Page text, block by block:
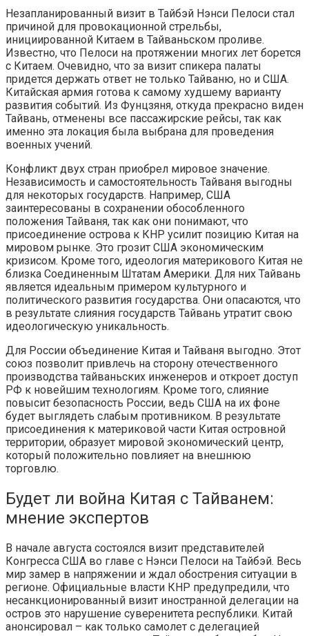
Незапланированный визит в Тайбэй Нэнси Пелоси стал
причиной для провокационной стрельбы,
инициированной Китаем в Тайваньском проливе.
Известно, что Пелоси на протяжении многих лет борется
с Китаем. Очевидно, что за визит спикера палаты
придется держать ответ не только Тайваню, но и США.
Китайская армия готова к самому худшему варианту
развития событий. Из Фунцзяня, откуда прекрасно виден
Тайвань, отменены все пассажирские рейсы, так как
именно эта локация была выбрана для проведения
военных учений.
Конфликт двух стран приобрел мировое значение.
Независимость и самостоятельность Тайваня выгодны
для некоторых государств. Например, США
заинтересованы в сохранении обособленного
положения Тайваня, так как они понимают, что
присоединение острова к КНР усилит позицию Китая на
мировом рынке. Это грозит США экономическим
кризисом. Кроме того, идеология материкового Китая не
близка Соединенным Штатам Америки. Для них Тайвань
является идеальным примером культурного и
политического развития государства. Они опасаются, что
в результате слияния государств Тайвань утратит свою
идеологическую уникальность.
Для России объединение Китая и Тайваня выгодно. Этот
союз позволит привлечь на сторону отечественного
производства тайваньских инженеров и откроет доступ
РФ к новейшим технологиям. Кроме того, слияние
повысит безопасность России, ведь США на их фоне
будет выглядеть слабым противником. В результате
присоединения к материковой части Китая островной
территории, образует мировой экономический центр,
который положительно повлияет на внешнюю
торговлю.
Будет ли война Китая с Тайванем:
мнение экспертов
В начале августа состоялся визит представителей
Конгресса США во главе с Нэнси Пелоси на Тайбэй. Весь
мир замер в напряжении и ждал обострения ситуации в
регионе. Официальные власти КНР предупредили, что
несанкционированный визит иностранной делегации на
остров это нарушение суверенитета республики. Китай
анонсировал – как только самолет с делегацией